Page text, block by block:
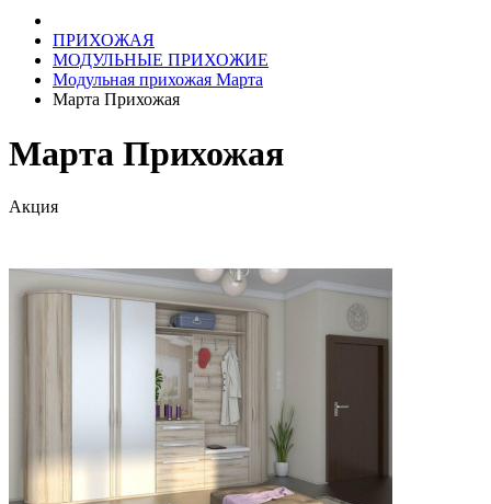
ПРИХОЖАЯ
МОДУЛЬНЫЕ ПРИХОЖИЕ
Модульная прихожая Марта
Марта Прихожая
Марта Прихожая
Акция